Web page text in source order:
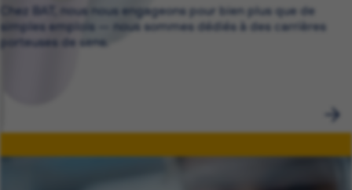
Chez BAT, nous nous engageons pour bien plus que de
simples emplois — nous sommes dédiés à des carrières
porteuses de sens.